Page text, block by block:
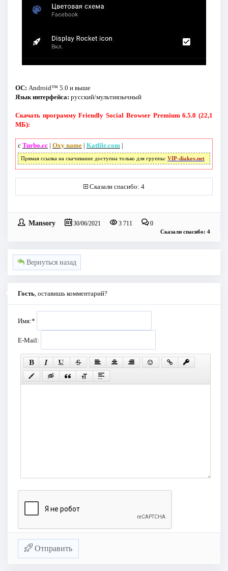
ОС: Android™ 5.0 и выше
Язык интерфейса: русский/мультиязычный
Скачать программу Friendly Social Browser Premium 6.5.0 (22,1
МБ):
с Turbo.cc| Oxy name| Katfile.com |
Прямая ссылка на скачивание доступна только для группы: VIP-diakov.net
Сказали спасибо: 4
Mansory 30/06/2021 3 711 0
Сказали спасибо: 4
Вернуться назад
Гость , оставишь комментарий?
Имя:*
E-Mail:
Отправить